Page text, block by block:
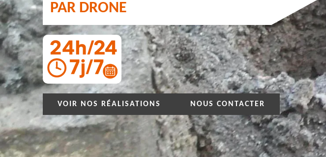
PAR DRONE
VOIR NOS RÉALISATIONS NOUS CONTACTER